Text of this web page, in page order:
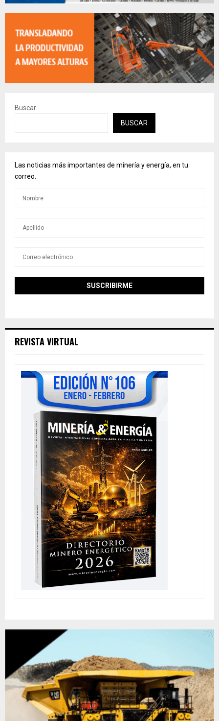
Buscar
BUSCAR
Las noticias más importantes de minería y energía, en tu
correo.
REVISTA VIRTUAL